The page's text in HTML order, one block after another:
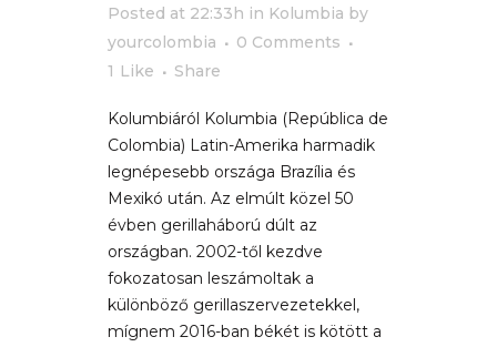
Posted at 22:33h in Kolumbia by
yourcolombia
0 Comments
1 Like Share
Kolumbiáról Kolumbia (República de
Colombia) Latin-Amerika harmadik
legnépesebb országa Brazília és
Mexikó után. Az elmúlt közel 50
évben gerillaháború dúlt az
országban. 2002-től kezdve
fokozatosan leszámoltak a
különböző gerillaszervezetekkel,
mígnem 2016-ban békét is kötött a